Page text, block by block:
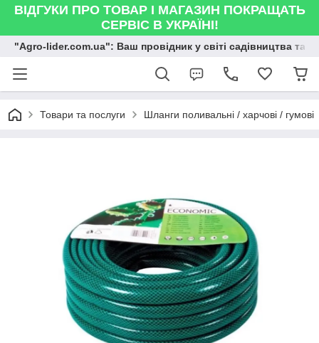
ВІДГУКИ ПРО ТОВАР І МАГАЗИН ПОКРАЩАТЬ
СЕРВІС В УКРАЇНІ!
"Agro-lider.com.ua": Ваш провідник у світі садівництва та
Товари та послуги Шланги поливальні / харчові / гумові